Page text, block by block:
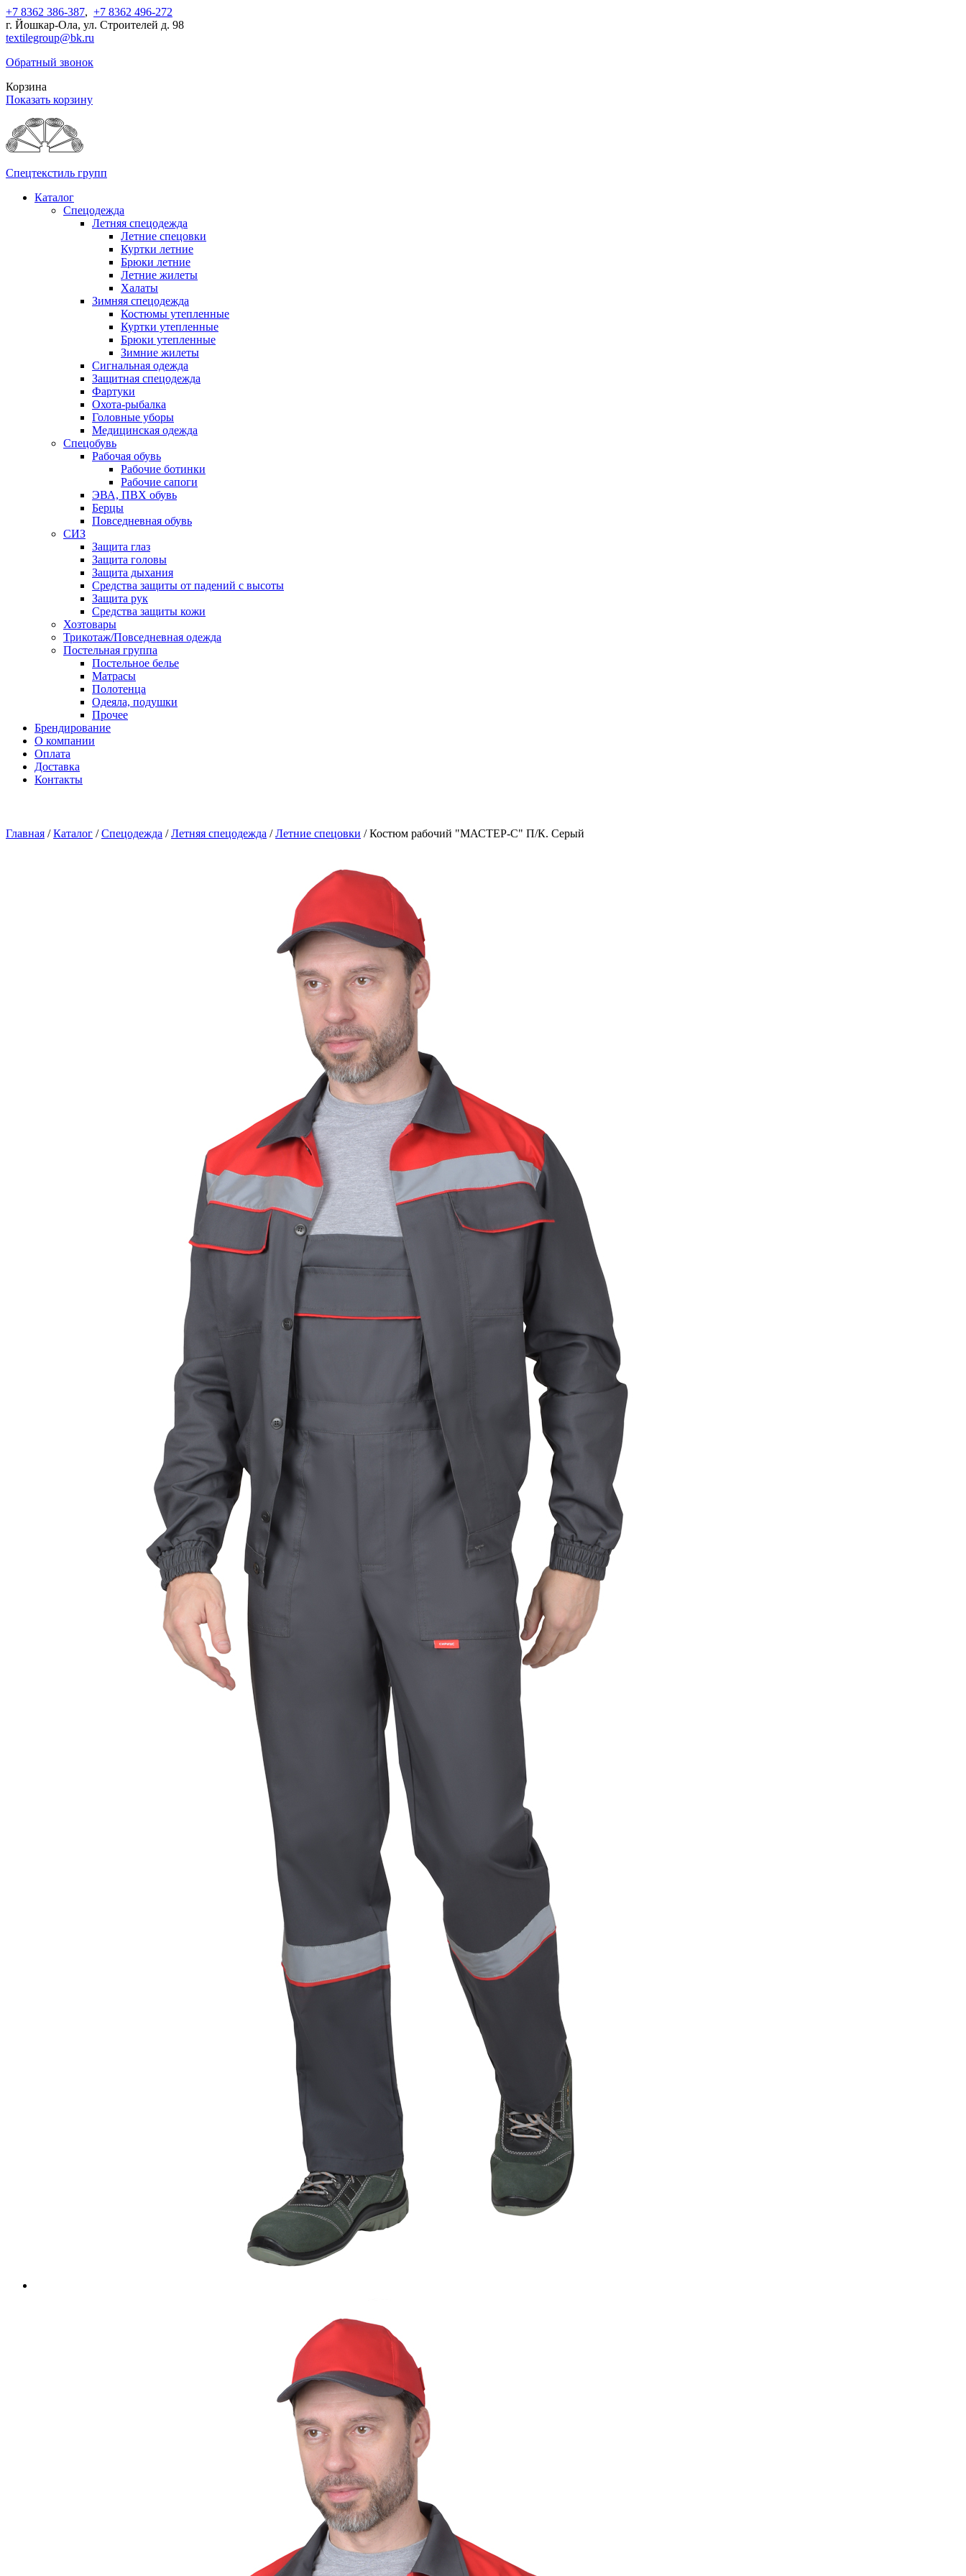
+7 8362 386-387, +7 8362 496-272
г. Йошкар-Ола, ул. Строителей д. 98
textilegroup@bk.ru
Обратный звонок
Корзина
Показать корзину
Спецтекстиль групп
Каталог
Спецодежда
Летняя спецодежда
Летние спецовки
Куртки летние
Брюки летние
Летние жилеты
Халаты
Зимняя спецодежда
Костюмы утепленные
Куртки утепленные
Брюки утепленные
Зимние жилеты
Сигнальная одежда
Защитная спецодежда
Фартуки
Охота-рыбалка
Головные уборы
Медицинская одежда
Спецобувь
Рабочая обувь
Рабочие ботинки
Рабочие сапоги
ЭВА, ПВХ обувь
Берцы
Повседневная обувь
СИЗ
Защита глаз
Защита головы
Защита дыхания
Средства защиты от падений с высоты
Защита рук
Средства защиты кожи
Хозтовары
Трикотаж/Повседневная одежда
Постельная группа
Постельное белье
Матрасы
Полотенца
Одеяла, подушки
Прочее
Брендирование
О компании
Оплата
Доставка
Контакты
Главная / Каталог / Спецодежда / Летняя спецодежда / Летние спецовки / Костюм рабочий "МАСТЕР-С" П/К. Серый